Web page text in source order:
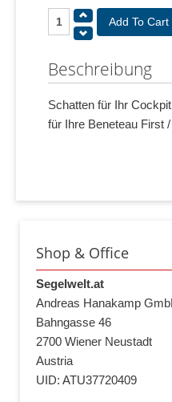
Beschreibung
Schatten für Ihr
für Ihre Beneteau First
Shop & Office
Segelwelt.at
Andreas Hanakamp
Bahngasse 46
2700 Wiener Neustadt
Austria
UID: ATU37720409